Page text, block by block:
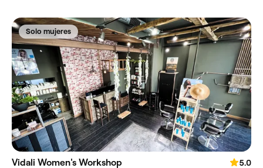
Solo mujeres
Vidali Women's Workshop
5.0